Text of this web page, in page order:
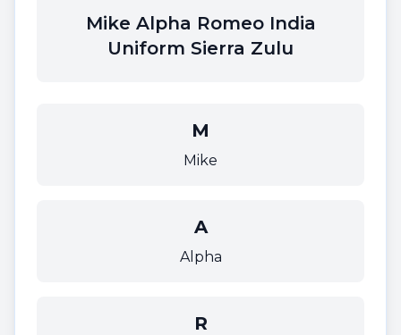
Mike Alpha Romeo India
Uniform Sierra Zulu
M
Mike
A
Alpha
R